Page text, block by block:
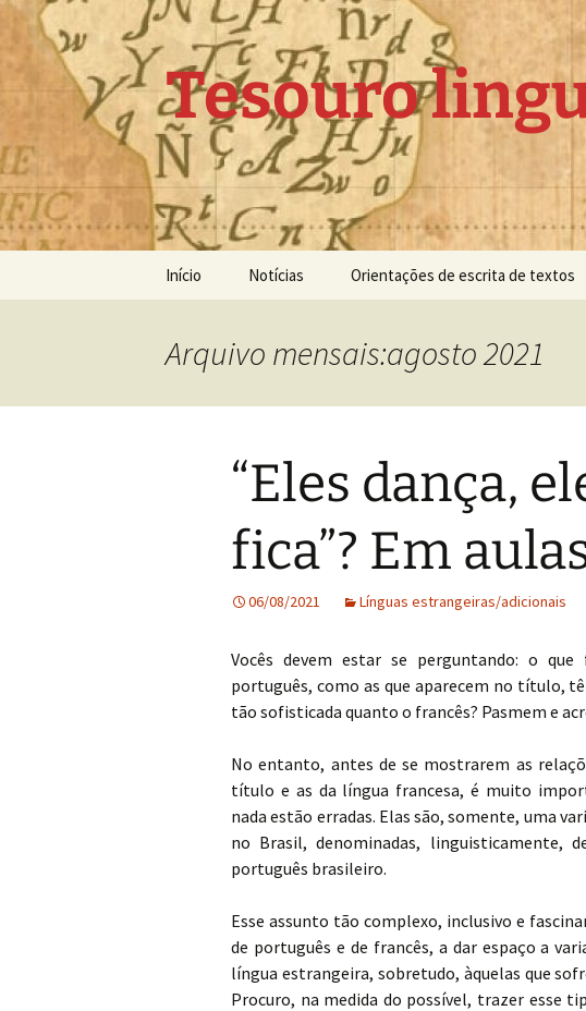
Pular
conteúdo
Tesouro
Início Notícias Orientações de escrita de textos
Arquivo mensais:agosto 2021
“Eles dança,
fica”? Em
06/08/2021 Línguas estrangeiras/adicionais
Vocês devem estar se perguntando: o
português, como as que aparecem no título,
tão sofisticada quanto o francês? Pasmem e
No entanto, antes de se mostrarem as
título e as da língua francesa, é muito
nada estão erradas. Elas são, somente, uma
no Brasil, denominadas, linguisticamente,
português brasileiro.
Esse assunto tão complexo, inclusivo e
de português e de francês, a dar espaço a
língua estrangeira, sobretudo, àquelas que
Procuro, na medida do possível, trazer esse